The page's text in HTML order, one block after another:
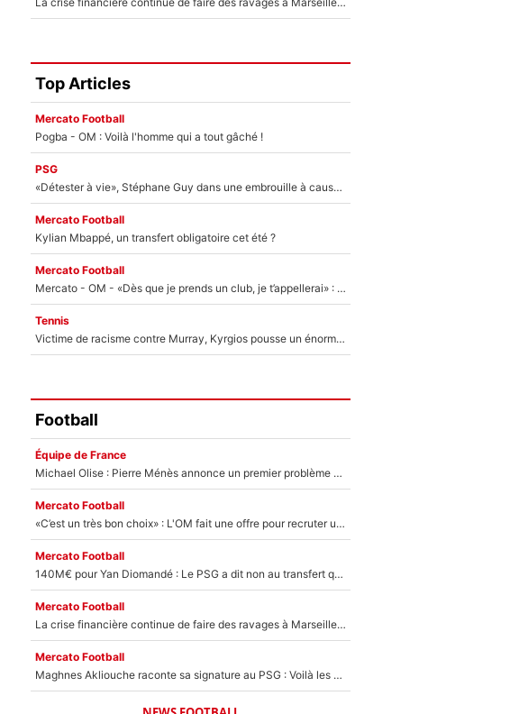
Top Articles
Mercato Football
Pogba - OM : Voilà l'homme qui a tout gâché !
PSG
«Détester à vie», Stéphane Guy dans une embrouille à cause du PSG !
Mercato Football
Kylian Mbappé, un transfert obligatoire cet été ?
Mercato Football
Mercato - OM - «Dès que je prends un club, je t’appellerai» : La promesse de Marcelino au moment de claquer la porte
Tennis
Victime de racisme contre Murray, Kyrgios pousse un énorme coup de gueule !
Football
Équipe de France
Michael Olise : Pierre Ménès annonce un premier problème pour Zinedine Zidane en équipe de France
Mercato Football
«C’est un très bon choix» : L'OM fait une offre pour recruter un ancien joueur du PSG... et c'est validé dans l'After Foot !
Mercato Football
140M€ pour Yan Diomandé : Le PSG a dit non au transfert qui bat tous les records sur le mercato
Mercato Football
La crise financière continue de faire des ravages à Marseille : L’OM a placé 12 joueurs sur le marché des transferts… et ça pourrait lui rapporter près de 100M€ !
Mercato Football
Maghnes Akliouche raconte sa signature au PSG : Voilà les coulisses de son transfert de rêve à 50M€